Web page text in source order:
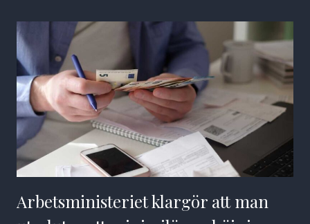
Arbetsministeriet klargör att man